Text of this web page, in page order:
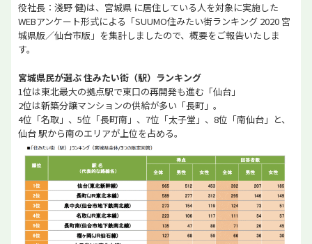
役社長：淺野 健)は、宮城県 に居住している人を対象に実施した
WEBアンケート形式による「SUUMO住みたい街ランキング 2020 宮
城県版／仙台市版」を集計しましたので、概要をご報告いたしま
す。
宮城県民が選ぶ 住みたい街（駅）ランキング
1位は東北最大の拠点駅で東口の再開発も進む「仙台」
2位は新築分譲マンションの供給が多い「長町」。
4位「名取」、5位「長町南」、7位「太子堂」、8位「南仙台」と、
仙台 駅から南のエリアが上位を占める。